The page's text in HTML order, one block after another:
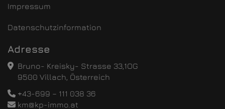
Impressum
Datenschutzinformation
Adresse
Bruno- Kreisky- Strasse 33,1OG
9500 Villach, Österreich
+43-699 – 111 038 36
km@kp-immo.at